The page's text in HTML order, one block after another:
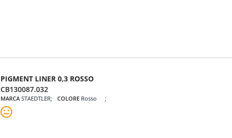
PIGMENT LINER 0,3 ROSSO
CB130087.032
MARCA STAEDTLER COLORE Rosso